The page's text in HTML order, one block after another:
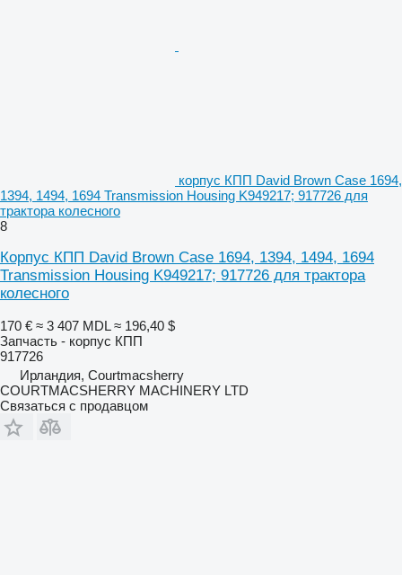
корпус КПП David Brown Case 1694,
1394, 1494, 1694 Transmission Housing K949217; 917726 для
трактора колесного
8
Корпус КПП David Brown Case 1694, 1394, 1494, 1694
Transmission Housing K949217; 917726 для трактора
колесного
170 € ≈ 3 407 MDL ≈ 196,40 $
Запчасть - корпус КПП
917726
Ирландия, Courtmacsherry
COURTMACSHERRY MACHINERY LTD
Связаться с продавцом